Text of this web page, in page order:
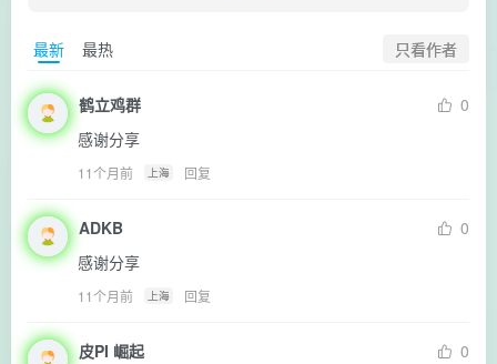
最新 最热 只看作者
鹤立鸡群
0
感谢分享
11个月前 上海 回复
ADKB
0
感谢分享
11个月前 上海 回复
皮PI 崛起
0